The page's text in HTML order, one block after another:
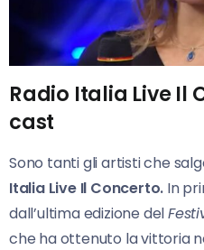
Radio Italia Live Il
cast
Sono tanti gli artisti che
Italia Live Il Concerto. In
dall’ultima edizione del
che ha ottenuto la vittoria